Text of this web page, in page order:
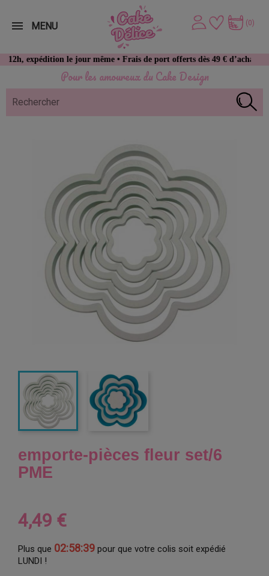
Pour les amoureux du Cake Design
le jour même • Frais de port offerts dès 49 € d’achat
(0)
MENU
emporte-pièces fleur set/6
PME
4,49 €
Plus que 02:58:38 pour que votre colis soit expédié
LUNDI !